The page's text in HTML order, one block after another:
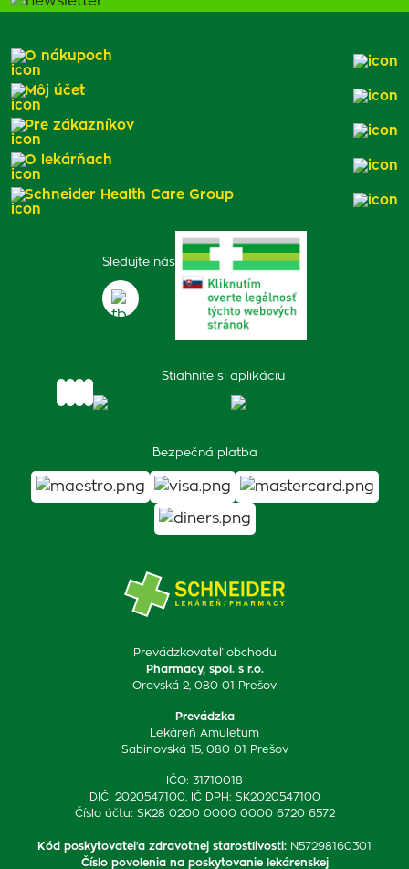
Prevádzkovateľ obchodu
Pharmacy, spol. s r.o.
Oravská 2, 080 01 Prešov
Prevádzka
Lekáreň Amuletum
Sabinovská 15, 080 01 Prešov
IČO: 31710018
DIČ: 2020547100, IČ DPH: SK2020547100
Číslo účtu: SK28 0200 0000 0000 6720 6572
Kód poskytovateľa zdravotnej starostlivosti: N57298160301
Číslo povolenia na poskytovanie lekárenskej
Sledujte nás
Stiahnite si aplikáciu
Bezpečná platba
O nákupoch
Môj účet
Pre zákazníkov
O lekárňach
Schneider Health Care Group